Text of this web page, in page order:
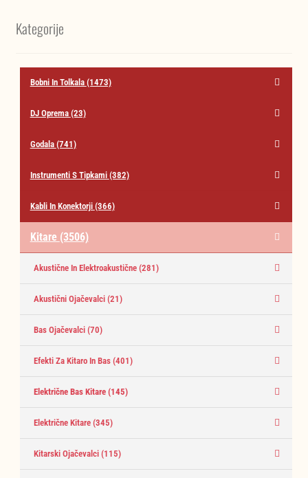
Kategorije
Bobni In Tolkala (1473)
DJ Oprema (23)
Godala (741)
Instrumenti S Tipkami (382)
Kabli In Konektorji (366)
Kitare (3506)
Akustične In Elektroakustične (281)
Akustični Ojačevalci (21)
Bas Ojačevalci (70)
Efekti Za Kitaro In Bas (401)
Električne Bas Kitare (145)
Električne Kitare (345)
Kitarski Ojačevalci (115)